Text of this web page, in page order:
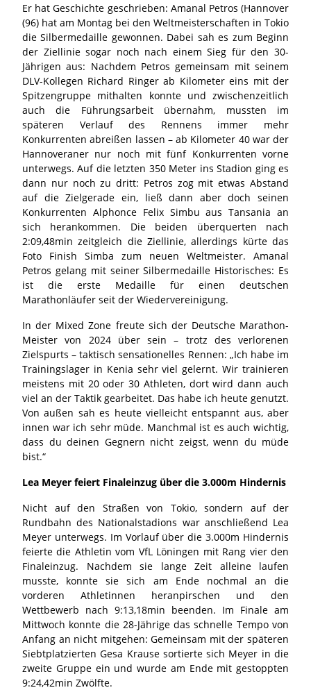
Er hat Geschichte geschrieben: Amanal Petros (Hannover
(96) hat am Montag bei den Weltmeisterschaften in Tokio
die Silbermedaille gewonnen. Dabei sah es zum Beginn
der Ziellinie sogar noch nach einem Sieg für den 30-
Jährigen aus: Nachdem Petros gemeinsam mit seinem
DLV-Kollegen Richard Ringer ab Kilometer eins mit der
Spitzengruppe mithalten konnte und zwischenzeitlich
auch die Führungsarbeit übernahm, mussten im
späteren Verlauf des Rennens immer mehr
Konkurrenten abreißen lassen – ab Kilometer 40 war der
Hannoveraner nur noch mit fünf Konkurrenten vorne
unterwegs. Auf die letzten 350 Meter ins Stadion ging es
dann nur noch zu dritt: Petros zog mit etwas Abstand
auf die Zielgerade ein, ließ dann aber doch seinen
Konkurrenten Alphonce Felix Simbu aus Tansania an
sich herankommen. Die beiden überquerten nach
2:09,48min zeitgleich die Ziellinie, allerdings kürte das
Foto Finish Simba zum neuen Weltmeister. Amanal
Petros gelang mit seiner Silbermedaille Historisches: Es
ist die erste Medaille für einen deutschen
Marathonläufer seit der Wiedervereinigung.
In der Mixed Zone freute sich der Deutsche Marathon-
Meister von 2024 über sein – trotz des verlorenen
Zielspurts – taktisch sensationelles Rennen: „Ich habe im
Trainingslager in Kenia sehr viel gelernt. Wir trainieren
meistens mit 20 oder 30 Athleten, dort wird dann auch
viel an der Taktik gearbeitet. Das habe ich heute genutzt.
Von außen sah es heute vielleicht entspannt aus, aber
innen war ich sehr müde. Manchmal ist es auch wichtig,
dass du deinen Gegnern nicht zeigst, wenn du müde
bist.“
Lea Meyer feiert Finaleinzug über die 3.000m Hindernis
Nicht auf den Straßen von Tokio, sondern auf der
Rundbahn des Nationalstadions war anschließend Lea
Meyer unterwegs. Im Vorlauf über die 3.000m Hindernis
feierte die Athletin vom VfL Löningen mit Rang vier den
Finaleinzug. Nachdem sie lange Zeit alleine laufen
musste, konnte sie sich am Ende nochmal an die
vorderen Athletinnen heranpirschen und den
Wettbewerb nach 9:13,18min beenden. Im Finale am
Mittwoch konnte die 28-Jährige das schnelle Tempo von
Anfang an nicht mitgehen: Gemeinsam mit der späteren
Siebtplatzierten Gesa Krause sortierte sich Meyer in die
zweite Gruppe ein und wurde am Ende mit gestoppten
9:24,42min Zwölfte.